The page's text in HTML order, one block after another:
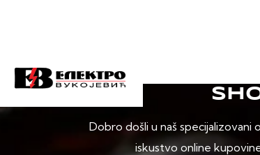
Dobro došli u naš specijalizovani
iskustvo online